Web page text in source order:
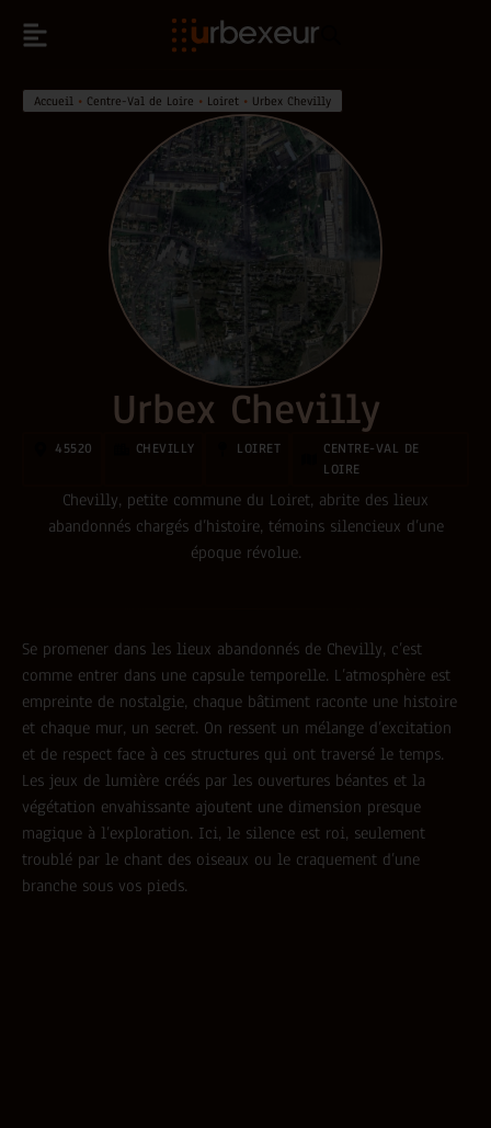
Accueil • Centre-Val de Loire • Loiret • Urbex Chevilly
Urbex Chevilly
45520 CHEVILLY LOIRET
CENTRE-VAL DE
LOIRE
Chevilly, petite commune du Loiret, abrite des lieux
abandonnés chargés d’histoire, témoins silencieux d’une
époque révolue.
Se promener dans les lieux abandonnés de Chevilly, c’est
comme entrer dans une capsule temporelle. L’atmosphère est
empreinte de nostalgie, chaque bâtiment raconte une histoire
et chaque mur, un secret. On ressent un mélange d’excitation
et de respect face à ces structures qui ont traversé le temps.
Les jeux de lumière créés par les ouvertures béantes et la
végétation envahissante ajoutent une dimension presque
magique à l’exploration. Ici, le silence est roi, seulement
troublé par le chant des oiseaux ou le craquement d’une
branche sous vos pieds.